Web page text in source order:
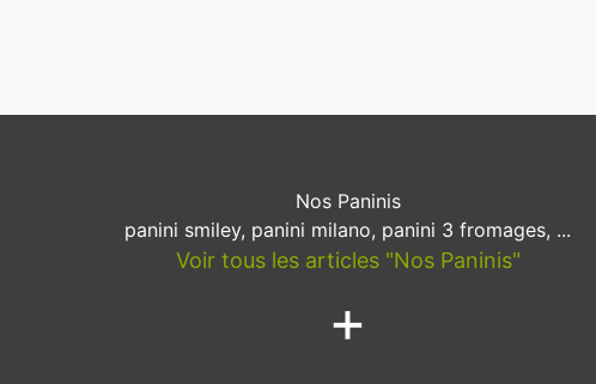
Nos Paninis
panini smiley, panini milano, panini 3 fromages, ...
Voir tous les articles "Nos Paninis"
+